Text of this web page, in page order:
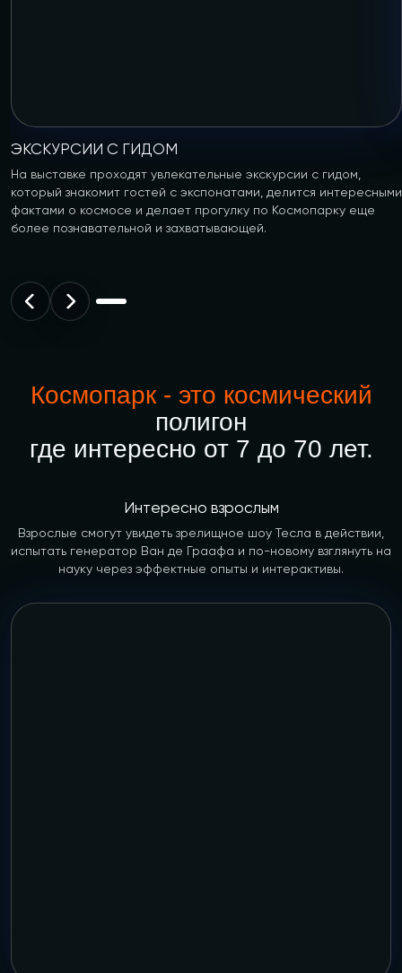
ЭКСКУРСИИ С ГИДОМ
На выставке проходят увлекательные экскурсии с гидом,
который знакомит гостей с экспонатами, делится интересными
фактами о космосе и делает прогулку по Космопарку еще
более познавательной и захватывающей.
Космопарк - это космический
полигон
где интересно от 7 до 70 лет.
Интересно взрослым
Взрослые смогут увидеть зрелищное шоу Тесла в действии,
испытать генератор Ван де Граафа и по-новому взглянуть на
науку через эффектные опыты и интерактивы.